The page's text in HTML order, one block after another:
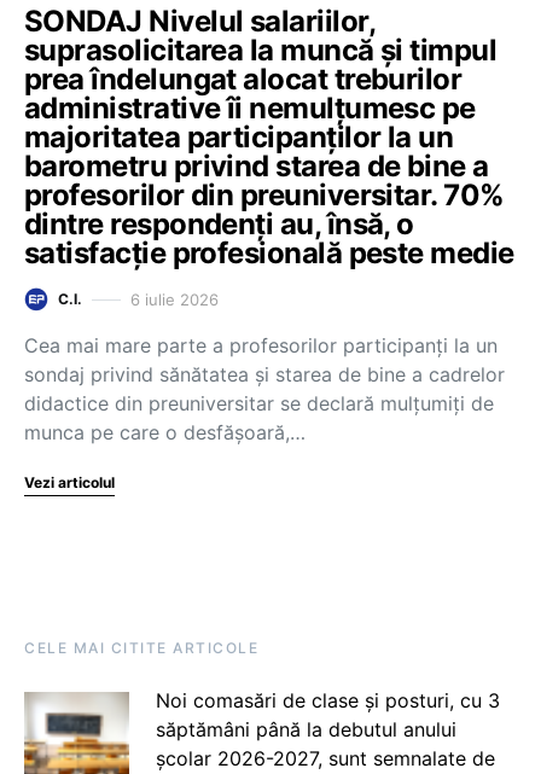
SONDAJ Nivelul salariilor,
suprasolicitarea la muncă și timpul
prea îndelungat alocat treburilor
administrative îi nemulțumesc pe
majoritatea participanților la un
barometru privind starea de bine a
profesorilor din preuniversitar. 70%
dintre respondenți au, însă, o
satisfacție profesională peste medie
C.I. 6 iulie 2026
Cea mai mare parte a profesorilor participanți la un
sondaj privind sănătatea și starea de bine a cadrelor
didactice din preuniversitar se declară mulțumiți de
munca pe care o desfășoară,…
Vezi articolul
CELE MAI CITITE ARTICOLE
Noi comasări de clase și posturi, cu 3
săptămâni până la debutul anului
școlar 2026-2027, sunt semnalate de